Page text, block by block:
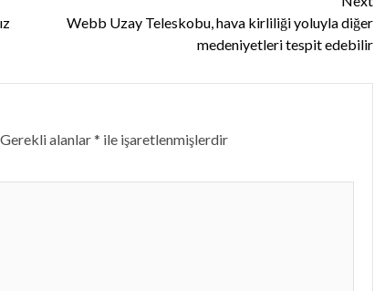
Webb Uzay Teleskobu, hava kirliliği yoluyla diğer
medeniyetleri tespit edebilir
Gerekli alanlar* ile işaretlenmişlerdir